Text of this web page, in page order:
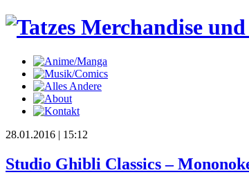
28.01.2016 | 15:12
Studio Ghibli Classics –